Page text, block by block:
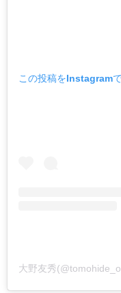
この投稿をInstagram
大野友秀